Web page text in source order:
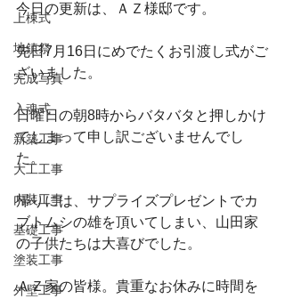
上棟式
地鎮祭
完成写真
入魂式
新築工事
大工工事
内装工事
基礎工事
塗装工事
外壁工事
今日の更新は、ＡＺ様邸です。
先日7月16日にめでたくお引渡し式がご
ざいました。
日曜日の朝8時からバタバタと押しかけ
てしまって申し訳ございませんでし
た。
帰りには、サプライズプレゼントでカ
ブトムシの雄を頂いてしまい、山田家
の子供たちは大喜びでした。
ＡＺ家の皆様。貴重なお休みに時間を